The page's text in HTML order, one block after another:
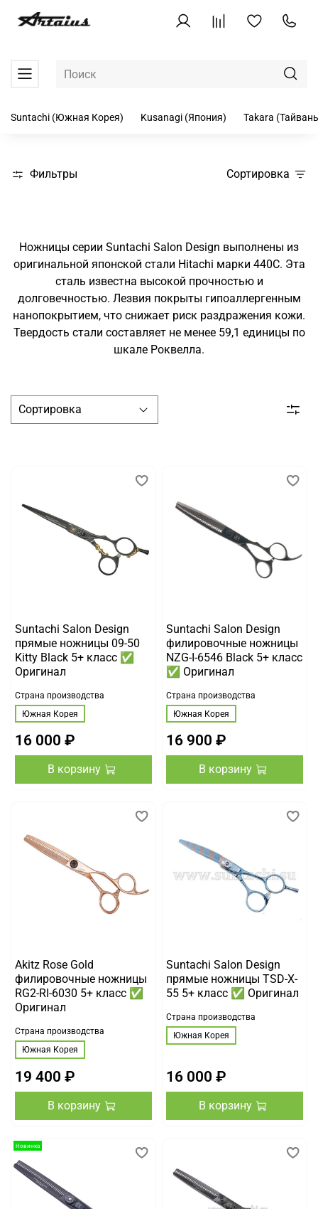
Suntachi (Южная Корея) Kusanagi (Япония) Takara
Фильтры Сортировка
Ножницы серии Suntachi Salon Design выполнены из
оригинальной японской стали Hitachi марки 440C. Эта
сталь известна высокой прочностью и
долговечностью. Лезвия покрыты гипоаллергенным
нанопокрытием, что снижает риск раздражения кожи.
Твердость стали составляет не менее 59,1 единицы по
шкале Роквелла.
Suntachi Salon Design
прямые ножницы 09-50
Kitty Black 5+ класс ✅
Оригинал
Страна производства
Южная Корея
16 000 ₽
В корзину
Suntachi Salon Design
филировочные ножницы
NZG-I-6546 Black 5+ класс
✅ Оригинал
Страна производства
Южная Корея
16 900 ₽
В корзину
Akitz Rose Gold
филировочные ножницы
RG2-RI-6030 5+ класс ✅
Оригинал
Страна производства
Южная Корея
19 400 ₽
В корзину
Suntachi Salon Design
прямые ножницы TSD-X-
55 5+ класс ✅ Оригинал
Страна производства
Южная Корея
16 000 ₽
В корзину
Новинка